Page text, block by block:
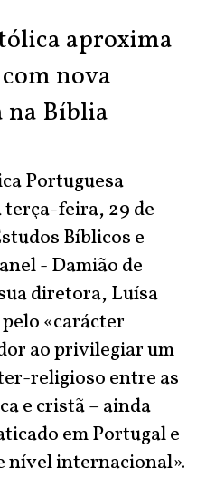
aproxima
nova
na Bíblia
Portuguesa
feira, 29 de
Bíblicos e
- Damião de
diretora, Luísa
«carácter
ao privilegiar um
religioso entre as
e cristã – ainda
em Portugal e
nível internacional».